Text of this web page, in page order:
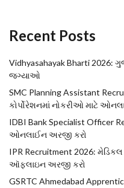
Recent Posts
Vidhyasahayak Bharti 2026:
જગ્યાઓ
SMC Planning Assistant
કોર્પોરેશનમાં નોકરીઓ માટે
IDBI Bank Specialist Officer
ઓનલાઈન અરજી કરો
IPR Recruitment 2026:
ઑફલાઇન અરજી કરો
GSRTC Ahmedabad